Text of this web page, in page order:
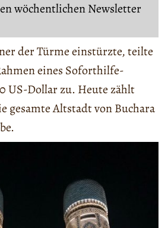
wöchentlichen Newsletter
der Türme einstürzte, teilte
eines Soforthilfe-
US-Dollar zu. Heute zählt
gesamte Altstadt von Buchara